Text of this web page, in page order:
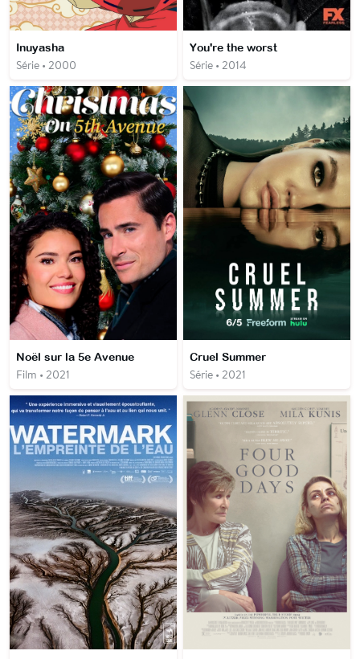
Inuyasha
Série • 2000
You're the worst
Série • 2014
Noël sur la 5e Avenue
Film • 2021
Cruel Summer
Série • 2021